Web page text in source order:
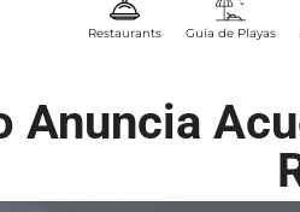
Restaurants Guía de Playas
Anuncia